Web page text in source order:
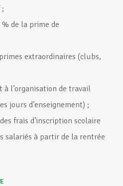
de la prime de
extraordinaires (clubs,
l’organisation de travail
jours d’enseignement) ;
frais d’inscription scolaire
salariés à partir de la rentrée